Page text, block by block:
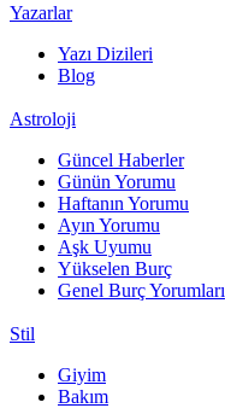
Yazarlar
Yazı Dizileri
Blog
Astroloji
Güncel Haberler
Günün Yorumu
Haftanın Yorumu
Ayın Yorumu
Aşk Uyumu
Yükselen Burç
Genel Burç Yorumları
Stil
Giyim
Bakım